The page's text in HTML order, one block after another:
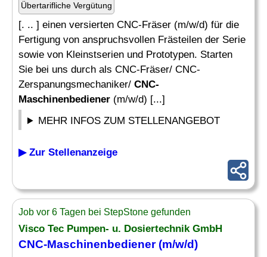
Übertarifliche Vergütung
[. .. ] einen versierten CNC-Fräser (m/w/d) für die
Fertigung von anspruchsvollen Frästeilen der Serie
sowie von Kleinstserien und Prototypen. Starten
Sie bei uns durch als CNC-Fräser/ CNC-
Zerspanungsmechaniker/ CNC-
Maschinenbediener (m/w/d) [...]
MEHR INFOS ZUM STELLENANGEBOT
▶ Zur Stellenanzeige
Job vor 6 Tagen bei StepStone gefunden
Visco Tec Pumpen- u. Dosiertechnik GmbH
CNC-Maschinenbediener(m/w/d)